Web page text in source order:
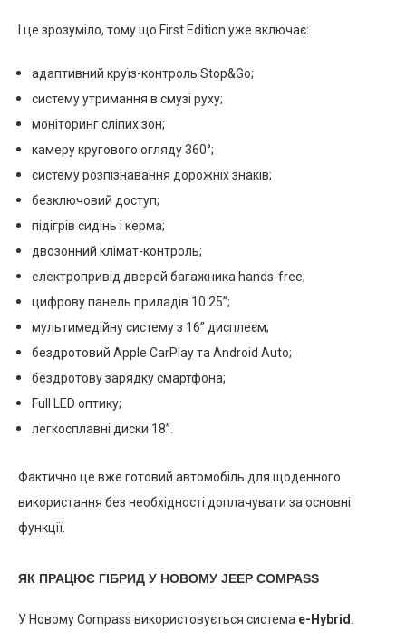
І це зрозуміло, тому що First Edition уже включає:
адаптивний круїз-контроль Stop&Go;
систему утримання в смузі руху;
моніторинг сліпих зон;
камеру кругового огляду 360°;
систему розпізнавання дорожніх знаків;
безключовий доступ;
підігрів сидінь і керма;
двозонний клімат-контроль;
електропривід дверей багажника hands-free;
цифрову панель приладів 10.25”;
мультимедійну систему з 16” дисплеєм;
бездротовий Apple CarPlay та Android Auto;
бездротову зарядку смартфона;
Full LED оптику;
легкосплавні диски 18”.
Фактично це вже готовий автомобіль для щоденного
використання без необхідності доплачувати за основні
функції.
ЯК ПРАЦЮЄ ГІБРИД У НОВОМУ JEEP COMPASS
У Новому Compass використовується система e-Hybrid